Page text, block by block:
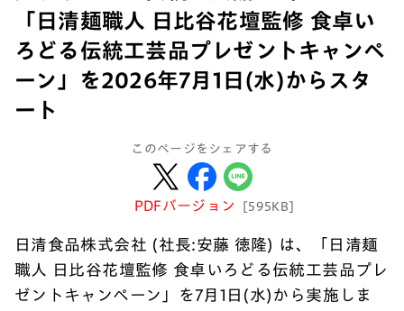
「日清麺職人 日比谷花壇監修 食卓い
ろどる伝統工芸品プレゼントキャンペ
ーン」を2026年7月1日(水)からスタ
ート
このページをシェアする
PDFバージョン [595KB]
日清食品株式会社 (社長:安藤 徳隆) は、「日清麺
職人 日比谷花壇監修 食卓いろどる伝統工芸品プレ
ゼントキャンペーン」を7月1日(水)から実施しま